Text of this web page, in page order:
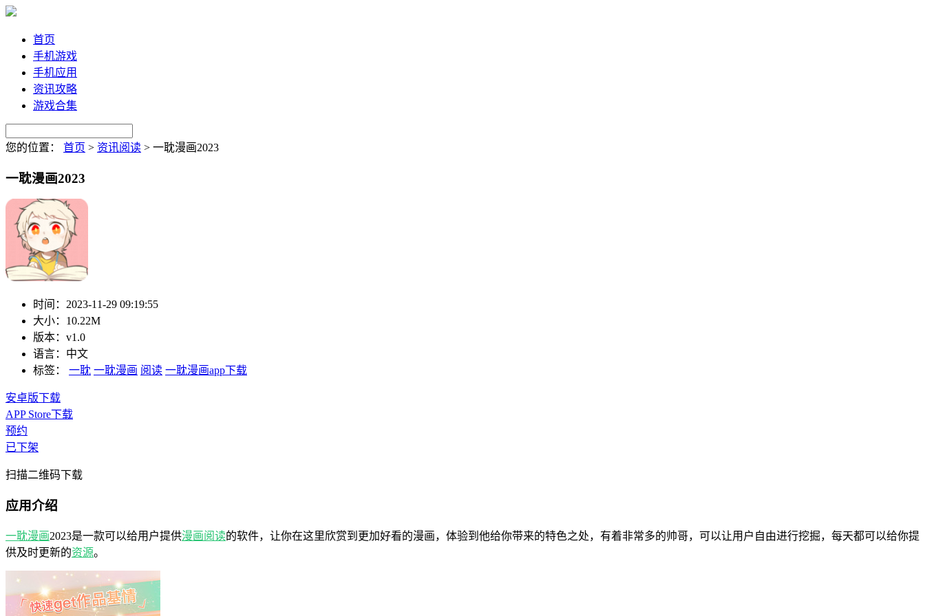
首页
手机游戏
手机应用
资讯攻略
游戏合集
您的位置： 首页 > 资讯阅读 > 一耽漫画2023
一耽漫画2023
时间： 2023-11-29 09:19:55
大小： 10.22M
版本： v1.0
语言： 中文
标签：
一耽 一耽漫画 阅读 一耽漫画app下载
安卓版下载
APP Store下载
预约
已下架
扫描二维码下载
应用介绍
一耽漫画2023是一款可以给用户提供漫画阅读的软件，让你在这里欣赏到更加好看的漫画，体验到他给你带来的特色之处，有着非常多的帅哥，可以让用户自由进行挖掘，每天都可以给你提
供及时更新的资源。